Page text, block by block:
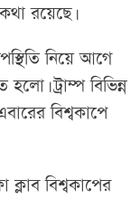
রয়েছে।
নিয়ে আগে
ট্রাম্প বিভিন্ন
বিশ্বকাপে
বিশ্বকাপের